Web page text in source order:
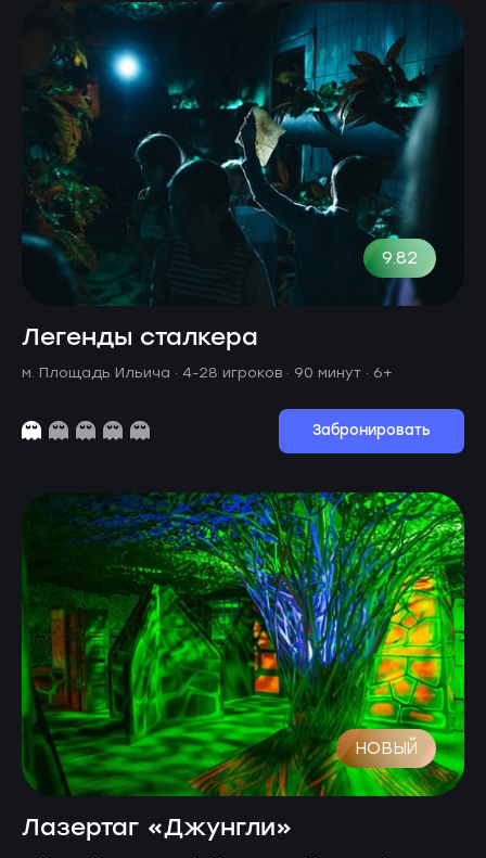
9.82
Легенды сталкера
м. Площадь Ильича · 4-28 игроков · 90 минут · 6+
Забронировать
НОВЫЙ
Лазертаг «Джунгли»